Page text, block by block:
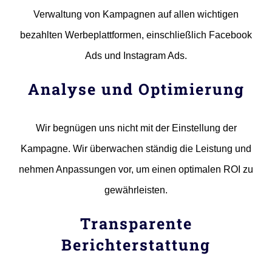
Verwaltung von Kampagnen auf allen wichtigen
bezahlten Werbeplattformen, einschließlich Facebook
Ads und Instagram Ads.
Analyse und Optimierung
Wir begnügen uns nicht mit der Einstellung der
Kampagne. Wir überwachen ständig die Leistung und
nehmen Anpassungen vor, um einen optimalen ROI zu
gewährleisten.
Transparente
Berichterstattung